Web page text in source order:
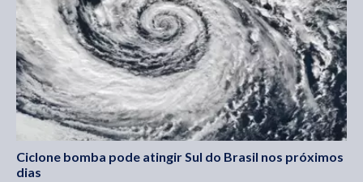
Ciclone bomba pode atingir Sul do Brasil nos próximos
dias